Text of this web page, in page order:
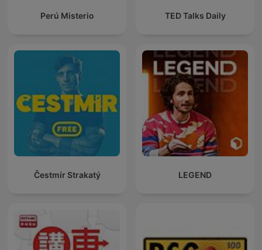
Perú Misterio TED Talks Daily
Čestmír Strakatý LEGEND